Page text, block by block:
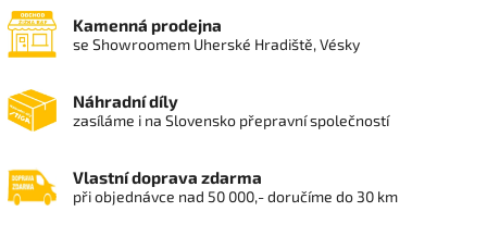
Kamenná prodejna
se Showroomem Uherské Hradiště, Vésky
Náhradní díly
zasíláme i na Slovensko přepravní společností
Vlastní doprava zdarma
při objednávce nad 50 000,- doručíme do 30 km